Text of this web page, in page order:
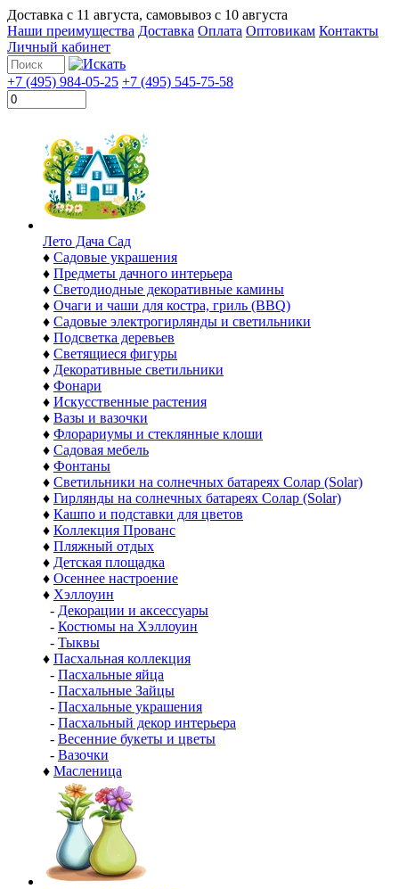
Доставка с 11 августа, самовывоз с 10 августа
Наши преимущества Доставка Оплата Оптовикам Контакты
Личный кабинет
+7 (495) 984-05-25 +7 (495) 545-75-58
Лето Дача Сад
♦ Садовые украшения
♦ Предметы дачного интерьера
♦ Светодиодные декоративные камины
♦ Очаги и чаши для костра, гриль (BBQ)
♦ Садовые электрогирлянды и светильники
♦ Подсветка деревьев
♦ Светящиеся фигуры
♦ Декоративные светильники
♦ Фонари
♦ Искусственные растения
♦ Вазы и вазочки
♦ Флорариумы и стеклянные клоши
♦ Садовая мебель
♦ Фонтаны
♦ Светильники на солнечных батареях Солар (Solar)
♦ Гирлянды на солнечных батареях Солар (Solar)
♦ Кашпо и подставки для цветов
♦ Коллекция Прованс
♦ Пляжный отдых
♦ Детская площадка
♦ Осеннее настроение
♦ Хэллоуин
- Декорации и аксессуары
- Костюмы на Хэллоуин
- Тыквы
♦ Пасхальная коллекция
- Пасхальные яйца
- Пасхальные Зайцы
- Пасхальные украшения
- Пасхальный декор интерьера
- Весенние букеты и цветы
- Вазочки
♦ Масленица